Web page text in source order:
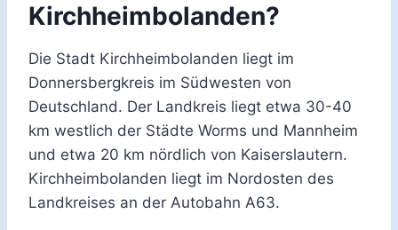
Kirchheimbolanden?
Die Stadt Kirchheimbolanden liegt im
Donnersbergkreis im Südwesten von
Deutschland. Der Landkreis liegt etwa 30-40
km westlich der Städte Worms und Mannheim
und etwa 20 km nördlich von Kaiserslautern.
Kirchheimbolanden liegt im Nordosten des
Landkreises an der Autobahn A63.